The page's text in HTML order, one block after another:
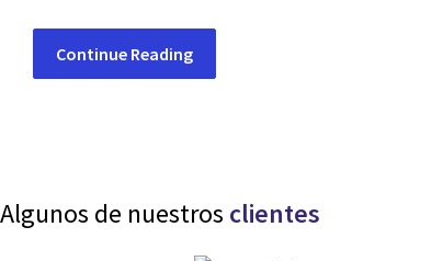
Continue Reading
Algunos de nuestros clientes